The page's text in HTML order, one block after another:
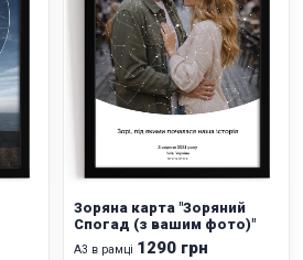
Зоряна карта "Зоряний
Спогад (з вашим фото)"
А3 в рамці 1290 грн